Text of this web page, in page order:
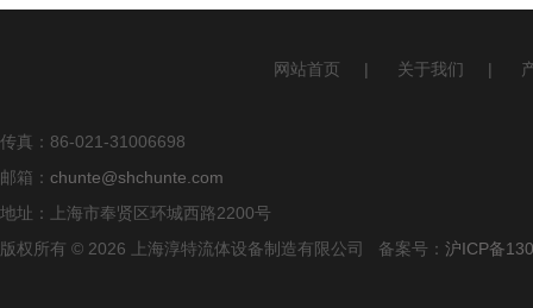
网站首页 | 关于我们 |
传真：86-021-31006698
邮箱： chunte@shchunte.com
地址：上海市奉贤区环城西路2200号
版权所有 © 2026 上海淳特流体设备制造有限公司 备案号： 沪ICP备